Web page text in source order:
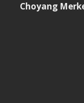
Choyang